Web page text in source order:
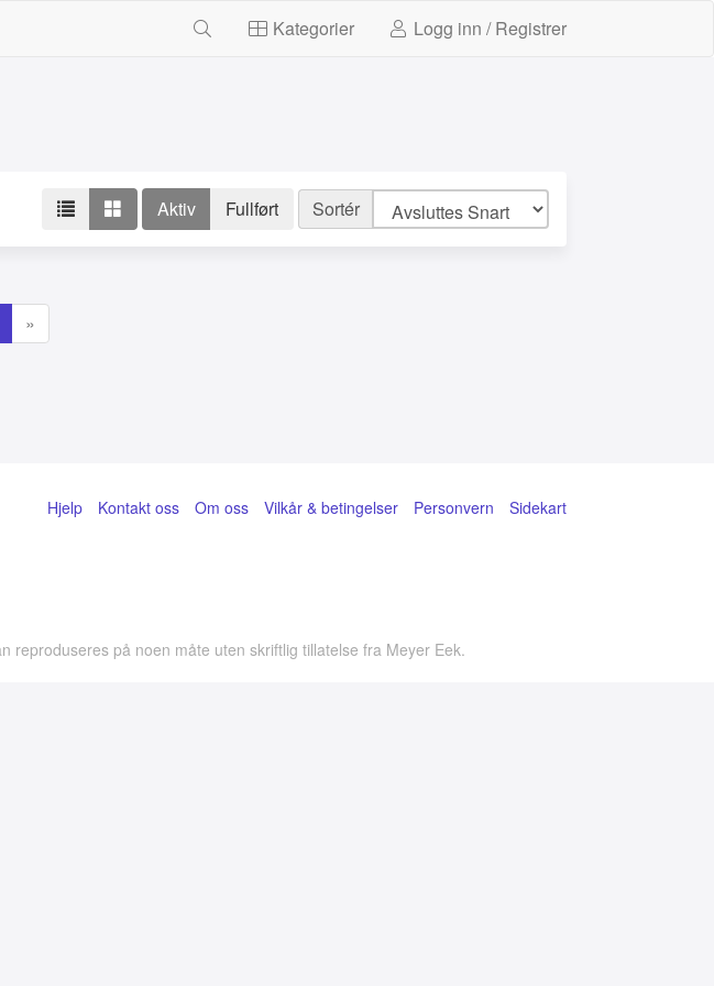
Kategorier Logg inn / Registrer
Aktiv Fullført Sortér
»
Hjelp Kontakt oss Om oss Vilkår & betingelser Personvern Sidekart
på noen måte uten skriftlig tillatelse fra Meyer Eek.